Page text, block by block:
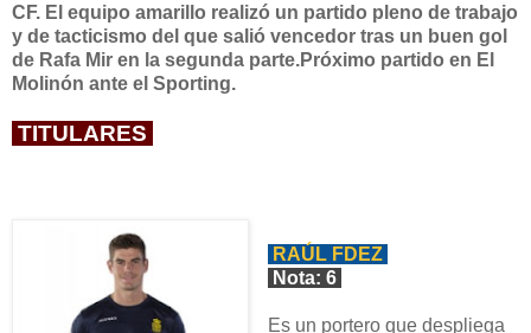
CF. El equipo amarillo realizó un partido pleno de trabajo
y de tacticismo del que salió vencedor tras un buen gol
de Rafa Mir en la segunda parte.Próximo partido en El
Molinón ante el Sporting.
TITULARES
RAÚL FDEZ
Nota: 6
Es un portero que despliega